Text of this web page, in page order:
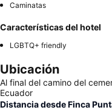
Caminatas
Características del hotel
LGBTQ+ friendly
Ubicación
Al final del camino del
Ecuador
Distancia desde Finca